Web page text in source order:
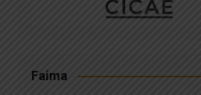
Faima